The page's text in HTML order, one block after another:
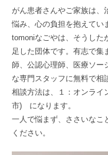
がん患者さんやご家族は、
悩み、心の負担を抱えてい
tomoniなごやは、そうした
足した団体です。有志で集
師、公認心理師、医療ソー
な専門スタッフに無料で相
相談方法は、１：オンラ
市) になります。
一人で悩まず、ささいなこ
ください。